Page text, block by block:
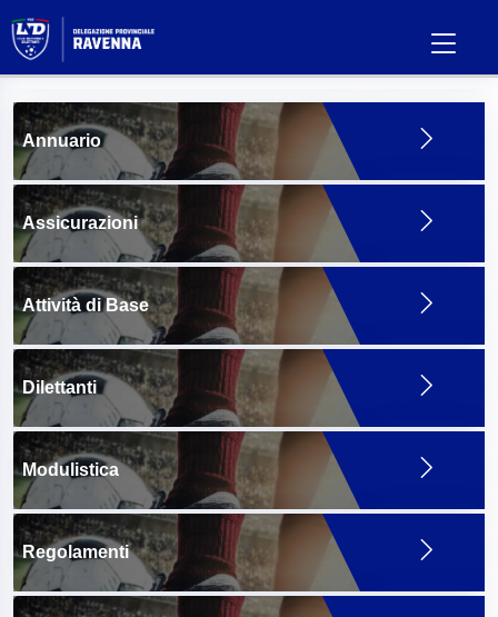
Annuario
Assicurazioni
Attività di Base
Dilettanti
Modulistica
Regolamenti